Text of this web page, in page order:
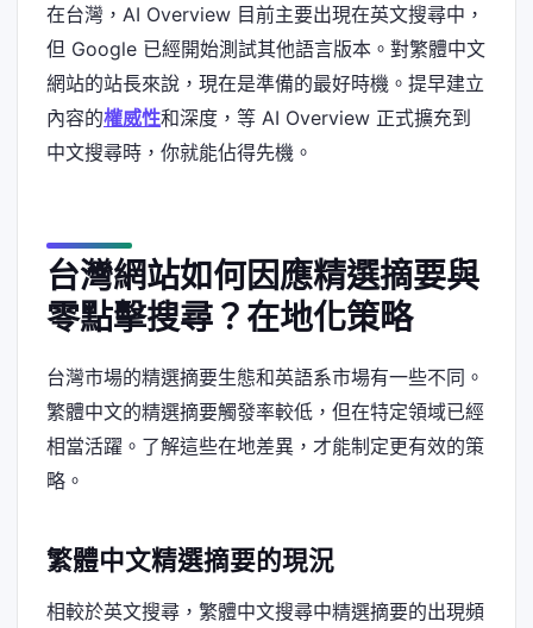
在台灣，AI Overview 目前主要出現在英文搜尋中，
但 Google 已經開始測試其他語言版本。對繁體中文
網站的站長來說，現在是準備的最好時機。提早建立
內容的權威性和深度，等 AI Overview 正式擴充到
中文搜尋時，你就能佔得先機。
台灣網站如何因應精選摘要與
零點擊搜尋？在地化策略
台灣市場的精選摘要生態和英語系市場有一些不同。
繁體中文的精選摘要觸發率較低，但在特定領域已經
相當活躍。了解這些在地差異，才能制定更有效的策
略。
繁體中文精選摘要的現況
相較於英文搜尋，繁體中文搜尋中精選摘要的出現頻